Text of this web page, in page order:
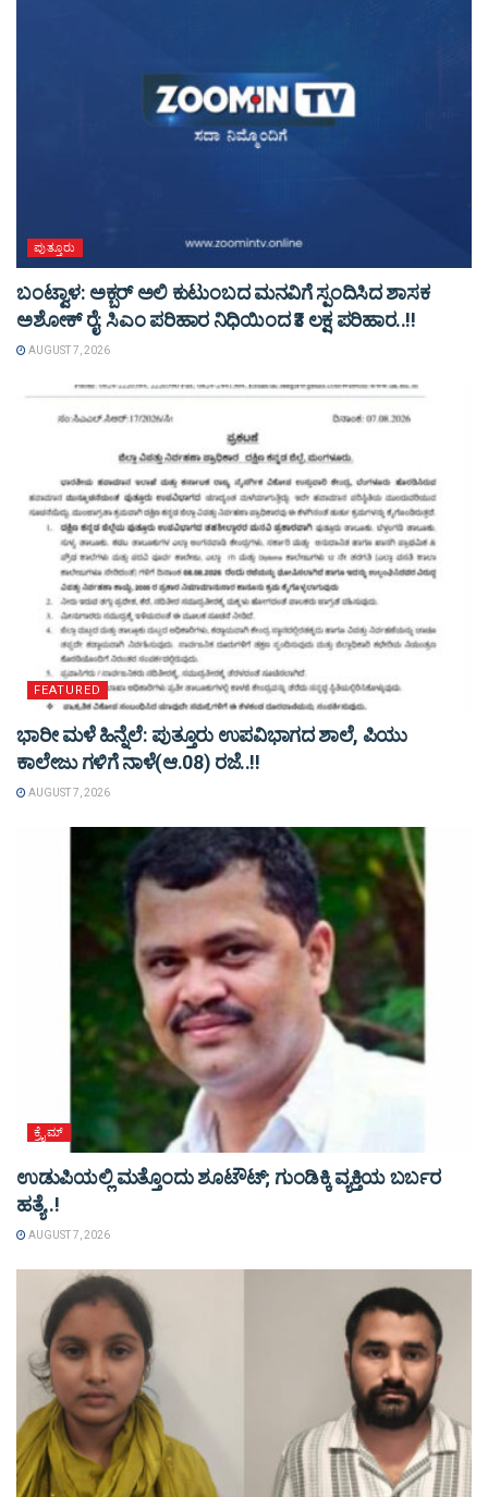
ಪುತ್ತೂರು
ಬಂಟ್ವಾಳ: ಅಕ್ಬರ್ ಅಲಿ ಕುಟುಂಬದ ಮನವಿಗೆ ಸ್ಪಂದಿಸಿದ ಶಾಸಕ
ಅಶೋಕ್ ರೈ: ಸಿಎಂ ಪರಿಹಾರ ನಿಧಿಯಿಂದ ₹3 ಲಕ್ಷ ಪರಿಹಾರ..!!
AUGUST 7, 2026
FEATURED
ಭಾರೀ ಮಳೆ ಹಿನ್ನೆಲೆ: ಪುತ್ತೂರು ಉಪವಿಭಾಗದ ಶಾಲೆ, ಪಿಯು
ಕಾಲೇಜು ಗಳಿಗೆ ನಾಳೆ(ಆ.08) ರಜೆ..!!
AUGUST 7, 2026
ಕ್ರೈಮ್
ಉಡುಪಿಯಲ್ಲಿ ಮತ್ತೊಂದು ಶೂಟೌಟ್‌; ಗುಂಡಿಕ್ಕಿ ವ್ಯಕ್ತಿಯ ಬರ್ಬರ
ಹತ್ಯೆ..!
AUGUST 7, 2026